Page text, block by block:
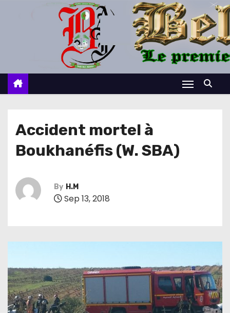
c
Accident mortel à
Boukhanéfis (W. SBA)
By H.M
Sep 13, 2018